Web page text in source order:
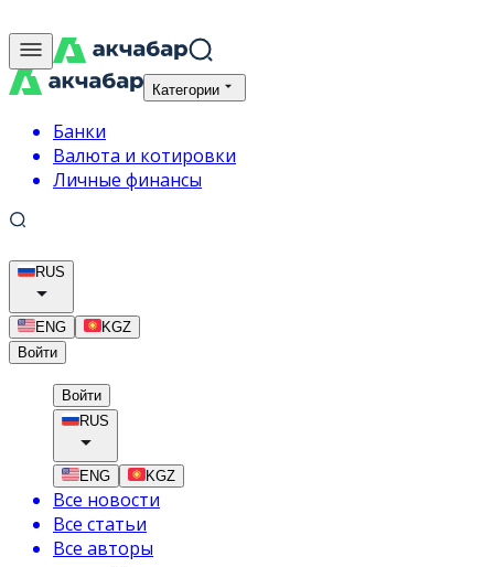
Категории
Банки
Валюта и котировки
Личные финансы
RUS
ENG
KGZ
Войти
Войти
RUS
ENG KGZ
Все новости
Все статьи
Все авторы